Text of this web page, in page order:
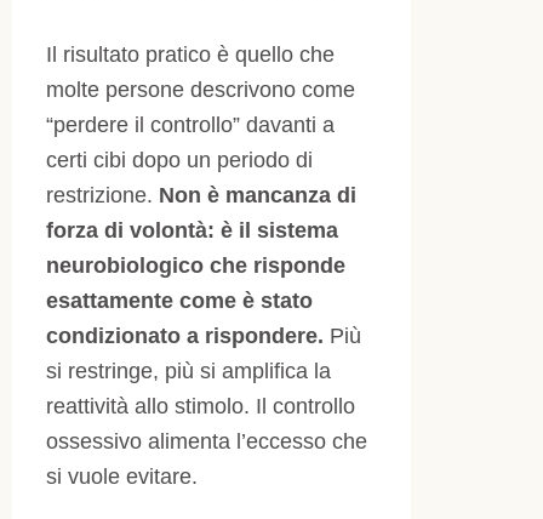
Il risultato pratico è quello che
molte persone descrivono come
“perdere il controllo” davanti a
certi cibi dopo un periodo di
restrizione. Non è mancanza di
forza di volontà: è il sistema
neurobiologico che risponde
esattamente come è stato
condizionato a rispondere. Più
si restringe, più si amplifica la
reattività allo stimolo. Il controllo
ossessivo alimenta l’eccesso che
si vuole evitare.